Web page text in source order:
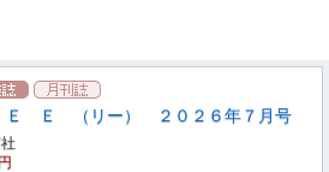
Ｅ （リー） ２０２６年７月号